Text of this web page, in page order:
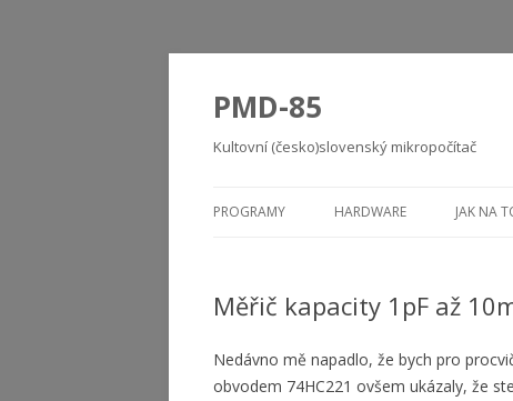
PMD-85
Kultovní (česko)slovenský mikropočítač
PROGRAMY HARDWARE JAK NA
Měřič kapacity 1pF až
Nedávno mě napadlo, že bych pro
obvodem 74HC221 ovšem ukázaly, že